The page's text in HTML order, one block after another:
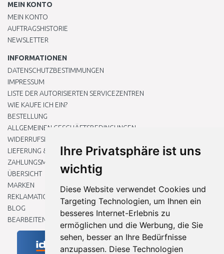
Ihre Privatsphäre ist uns
wichtig
Diese Website verwendet Cookies und
Targeting Technologien, um Ihnen ein
besseres Internet-Erlebnis zu
ermöglichen und die Werbung, die Sie
sehen, besser an Ihre Bedürfnisse
anzupassen. Diese Technologien
MEIN KONTO
MEIN KONTO
AUFTRAGSHISTORIE
NEWSLETTER
INFORMATIONEN
DATENSCHUTZBESTIMMUNGEN
IMPRESSUM
LISTE DER AUTORISIERTEN SERVICEZENTREN
WIE KAUFE ICH EIN?
BESTELLUNG
ALLGEMEINEN GESCHÄFTSBEDINGUNGEN
WIDERRUFSRECHT
LIEFERUNG & ZAHLUNG
ZAHLUNGSMETHODEN
ÜBERSICHT
MARKEN
REKLAMATIONEN UND RETOUREN
BLOG
BEARBEITEN SIE MEINE COOKIE-EINSTELLUNGEN